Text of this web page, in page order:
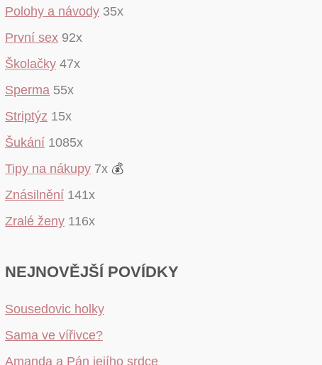
Polohy a návody 35x
První sex 92x
Školačky 47x
Sperma 55x
Striptýz 15x
Šukání 1085x
Tipy na nákupy 7x 💰
Znásilnění 141x
Zralé ženy 116x
NEJNOVĚJŠÍ POVÍDKY
Sousedovic holky
Sama ve vířivce?
Amanda a Pán jejího srdce